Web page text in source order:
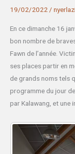
19/02/2022 /
En ce dimanche 16
bon nombre de
Fawn de l’année.
ses places partir en
de grands noms tels
programme du jour
par Kalawang, et une